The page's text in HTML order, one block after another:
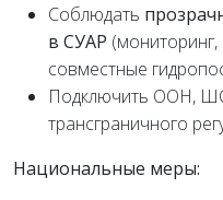
Соблюдать
в СУАР
совместные
Подключить ООН,
трансграничного
Национальные меры: